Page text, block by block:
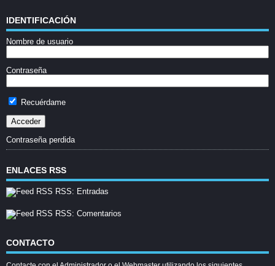
IDENTIFICACIÓN
Nombre de usuario
Contraseña
Recuérdame
Contraseña perdida
ENLACES RSS
RSS: Entradas
RSS: Comentarios
CONTACTO